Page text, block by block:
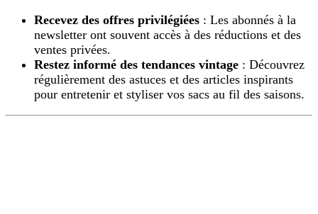
Recevez des offres privilégiées : Les abonnés à la
newsletter ont souvent accès à des réductions et des
ventes privées.
Restez informé des tendances vintage : Découvrez
régulièrement des astuces et des articles inspirants
pour entretenir et styliser vos sacs au fil des saisons.